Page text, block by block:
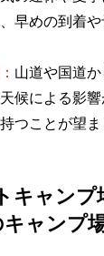
早めの到着
山道や国道か
候による影
つことが望ま
キャンプ
ャンプ